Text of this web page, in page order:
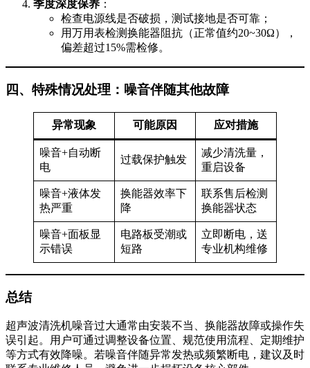
季度深度保养 ：
检查电源线是否破损，测试接地是否可靠；
用万用表检测换能器阻抗（正常值约20~30Ω），
偏差超过15%需检修。
四、特殊情况处理：噪音伴随其他故障
异常现象 可能原因 应对措施
噪音+自动断
电
过载保护触发
减少清洗量，
重启设备
噪音+液体发
热严重
换能器效率下
降
联系售后检测
换能器状态
噪音+面板显
示错误
电路板受潮或
短路
立即断电，送
专业机构维修
总结
超声波清洗机噪音过大通常由安装不当、换能器故障或操作失
误引起。用户可通过调整设备位置、规范使用流程、定期维护
等方式有效降噪。若噪音伴随异常发热或频繁断电，建议及时